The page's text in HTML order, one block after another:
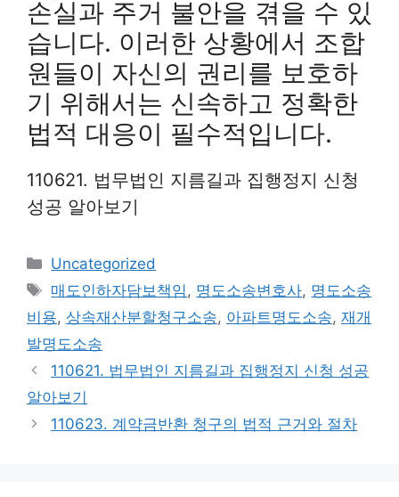
손실과 주거 불안을 겪을 수 있
습니다. 이러한 상황에서 조합
원들이 자신의 권리를 보호하
기 위해서는 신속하고 정확한
법적 대응이 필수적입니다.
110621. 법무법인 지름길과 집행정지 신청
성공 알아보기
Categories
Uncategorized
Tags
매도인하자담보책임 , 명도소송변호사, 명도소송
비용, 상속재산분할청구소송, 아파트명도소송, 재개
발명도소송
110621. 법무법인 지름길과 집행정지 신청 성공
알아보기
110623. 계약금반환 청구의 법적 근거와 절차